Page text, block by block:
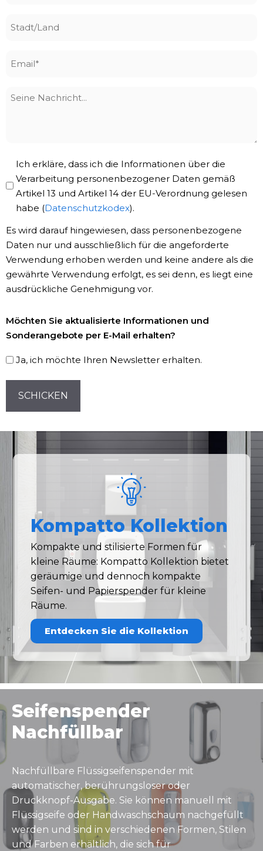
Seine
Privacy
Policy
Ich erkläre, dass ich die Informationen über die
Verarbeitung personenbezogener Daten gemäß
Artikel 13 und Artikel 14 der EU-Verordnung gelesen
habe (Datenschutzkodex).
Es wird darauf hingewiesen, dass personenbezogene
Daten nur und ausschließlich für die angeforderte
Verwendung erhoben werden und keine andere als die
gewährte Verwendung erfolgt, es sei denn, es liegt eine
ausdrückliche Genehmigung vor.
Registrierung
Möchten Sie aktualisierte Informationen und
Sonderangebote per E-Mail erhalten?
Ja, ich möchte Ihren Newsletter erhalten.
CAPTCHA
Kompatto Kollektion
Kompakte und stilisierte Formen für
kleine Räume: Kompatto Kollektion bietet
geräumige und dennoch kompakte
Seifen- und Papierspender für kleine
Räume.
Entdecken Sie die Kollektion
Seifenspender
Nachfüllbar
Nachfüllbare Flüssigseifenspender mit
automatischer, berührungsloser oder
Druckknopf-Ausgabe. Sie können manuell mit
Flüssigseife oder Handwaschschaum nachgefüllt
werden und sind in verschiedenen Formen, Stilen
und Farben erhältlich, die sich für